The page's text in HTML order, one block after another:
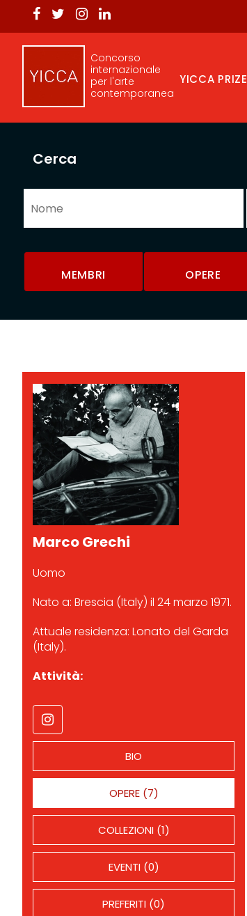
Concorso
internazionale
per l'arte
contemporanea
YICCA PRIZE
Cerca
MEMBRI OPERE
Marco Grechi
Uomo
Nato a: Brescia (Italy) il 24 marzo 1971.
Attuale residenza: Lonato del Garda
(Italy).
Attività:
BIO
OPERE (7)
COLLEZIONI (1)
EVENTI (0)
PREFERITI (0)